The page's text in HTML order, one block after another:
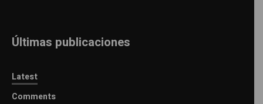
Últimas publicaciones
Latest
Comments